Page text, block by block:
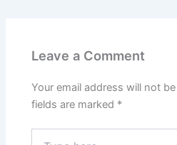
Leave a Comment
Your email address will not
fields are marked *